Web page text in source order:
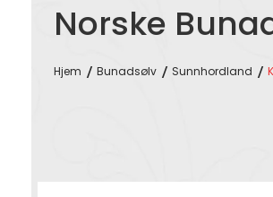
Norske
Hjem Bunadsølv Sunnhordland